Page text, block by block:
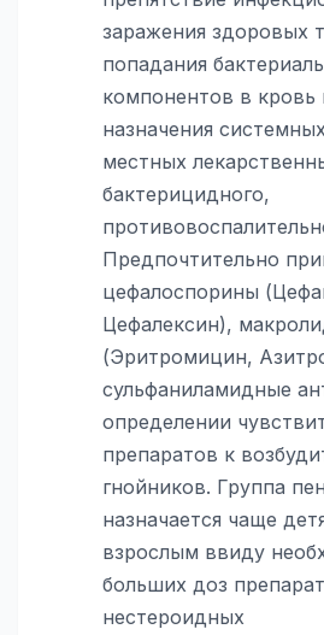
заражения здоровых
попадания
компонентов в кровь
назначения
местных
бактерицидного,
Предпочтительно
цефалоспорины
Цефалексин),
(Эритромицин,
сульфаниламидные
определении
препаратов к
гнойников. Группа
назначается чаще
взрослым ввиду
больших доз
нестероидных